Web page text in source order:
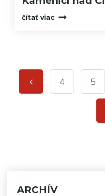
čítať viac
4 5
ARCHÍV